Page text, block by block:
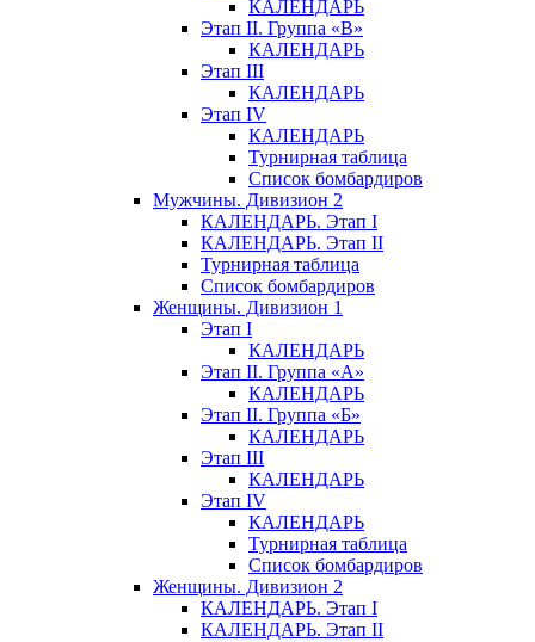
КАЛЕНДАРЬ
Этап II. Группа «В»
КАЛЕНДАРЬ
Этап III
КАЛЕНДАРЬ
Этап IV
КАЛЕНДАРЬ
Турнирная таблица
Список бомбардиров
Мужчины. Дивизион 2
КАЛЕНДАРЬ. Этап I
КАЛЕНДАРЬ. Этап II
Турнирная таблица
Список бомбардиров
Женщины. Дивизион 1
Этап I
КАЛЕНДАРЬ
Этап II. Группа «А»
КАЛЕНДАРЬ
Этап II. Группа «Б»
КАЛЕНДАРЬ
Этап III
КАЛЕНДАРЬ
Этап IV
КАЛЕНДАРЬ
Турнирная таблица
Список бомбардиров
Женщины. Дивизион 2
КАЛЕНДАРЬ. Этап I
КАЛЕНДАРЬ. Этап II